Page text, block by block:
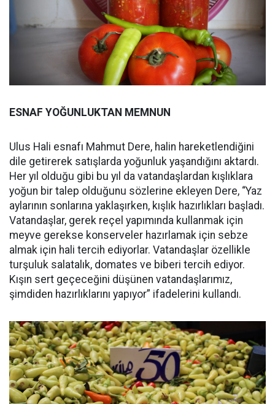
ESNAF YOĞUNLUKTAN MEMNUN
Ulus Hali esnafı Mahmut Dere, halin hareketlendiğini
dile getirerek satışlarda yoğunluk yaşandığını aktardı.
Her yıl olduğu gibi bu yıl da vatandaşlardan kışlıklara
yoğun bir talep olduğunu sözlerine ekleyen Dere, “Yaz
aylarının sonlarına yaklaşırken, kışlık hazırlıkları başladı.
Vatandaşlar, gerek reçel yapımında kullanmak için
meyve gerekse konserveler hazırlamak için sebze
almak için hali tercih ediyorlar. Vatandaşlar özellikle
turşuluk salatalık, domates ve biberi tercih ediyor.
Kışın sert geçeceğini düşünen vatandaşlarımız,
şimdiden hazırlıklarını yapıyor” ifadelerini kullandı.